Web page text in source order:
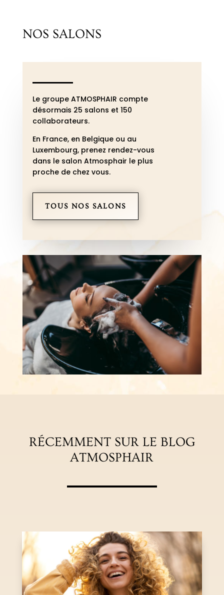
NOS SALONS
Le groupe ATMOSPHAIR compte
désormais 25 salons et 150
collaborateurs.
En France, en Belgique ou au
Luxembourg, prenez rendez-vous
dans le salon Atmosphair le plus
proche de chez vous.
TOUS NOS SALONS
RÉCEMMENT SUR LE BLOG
ATMOSPHAIR